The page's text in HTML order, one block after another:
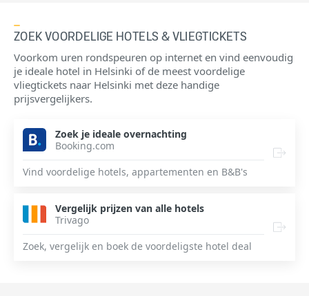
ZOEK VOORDELIGE HOTELS & VLIEGTICKETS
Voorkom uren rondspeuren op internet en vind eenvoudig
je ideale hotel in Helsinki of de meest voordelige
vliegtickets naar Helsinki met deze handige
prijsvergelijkers.
Zoek je ideale overnachting
Booking.com
Vind voordelige hotels, appartementen en B&B's
Vergelijk prijzen van alle hotels
Trivago
Zoek, vergelijk en boek de voordeligste hotel deal